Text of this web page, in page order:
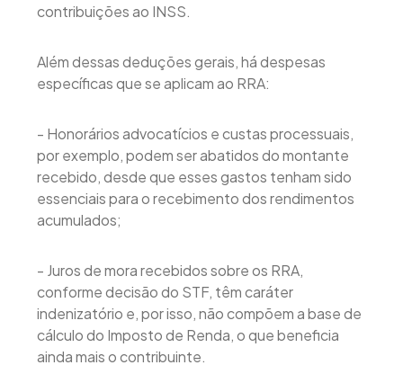
contribuições ao INSS.
Além dessas deduções gerais, há despesas
específicas que se aplicam ao RRA:
- Honorários advocatícios e custas processuais,
por exemplo, podem ser abatidos do montante
recebido, desde que esses gastos tenham sido
essenciais para o recebimento dos rendimentos
acumulados;
- Juros de mora recebidos sobre os RRA,
conforme decisão do STF, têm caráter
indenizatório e, por isso, não compõem a base de
cálculo do Imposto de Renda, o que beneficia
ainda mais o contribuinte.